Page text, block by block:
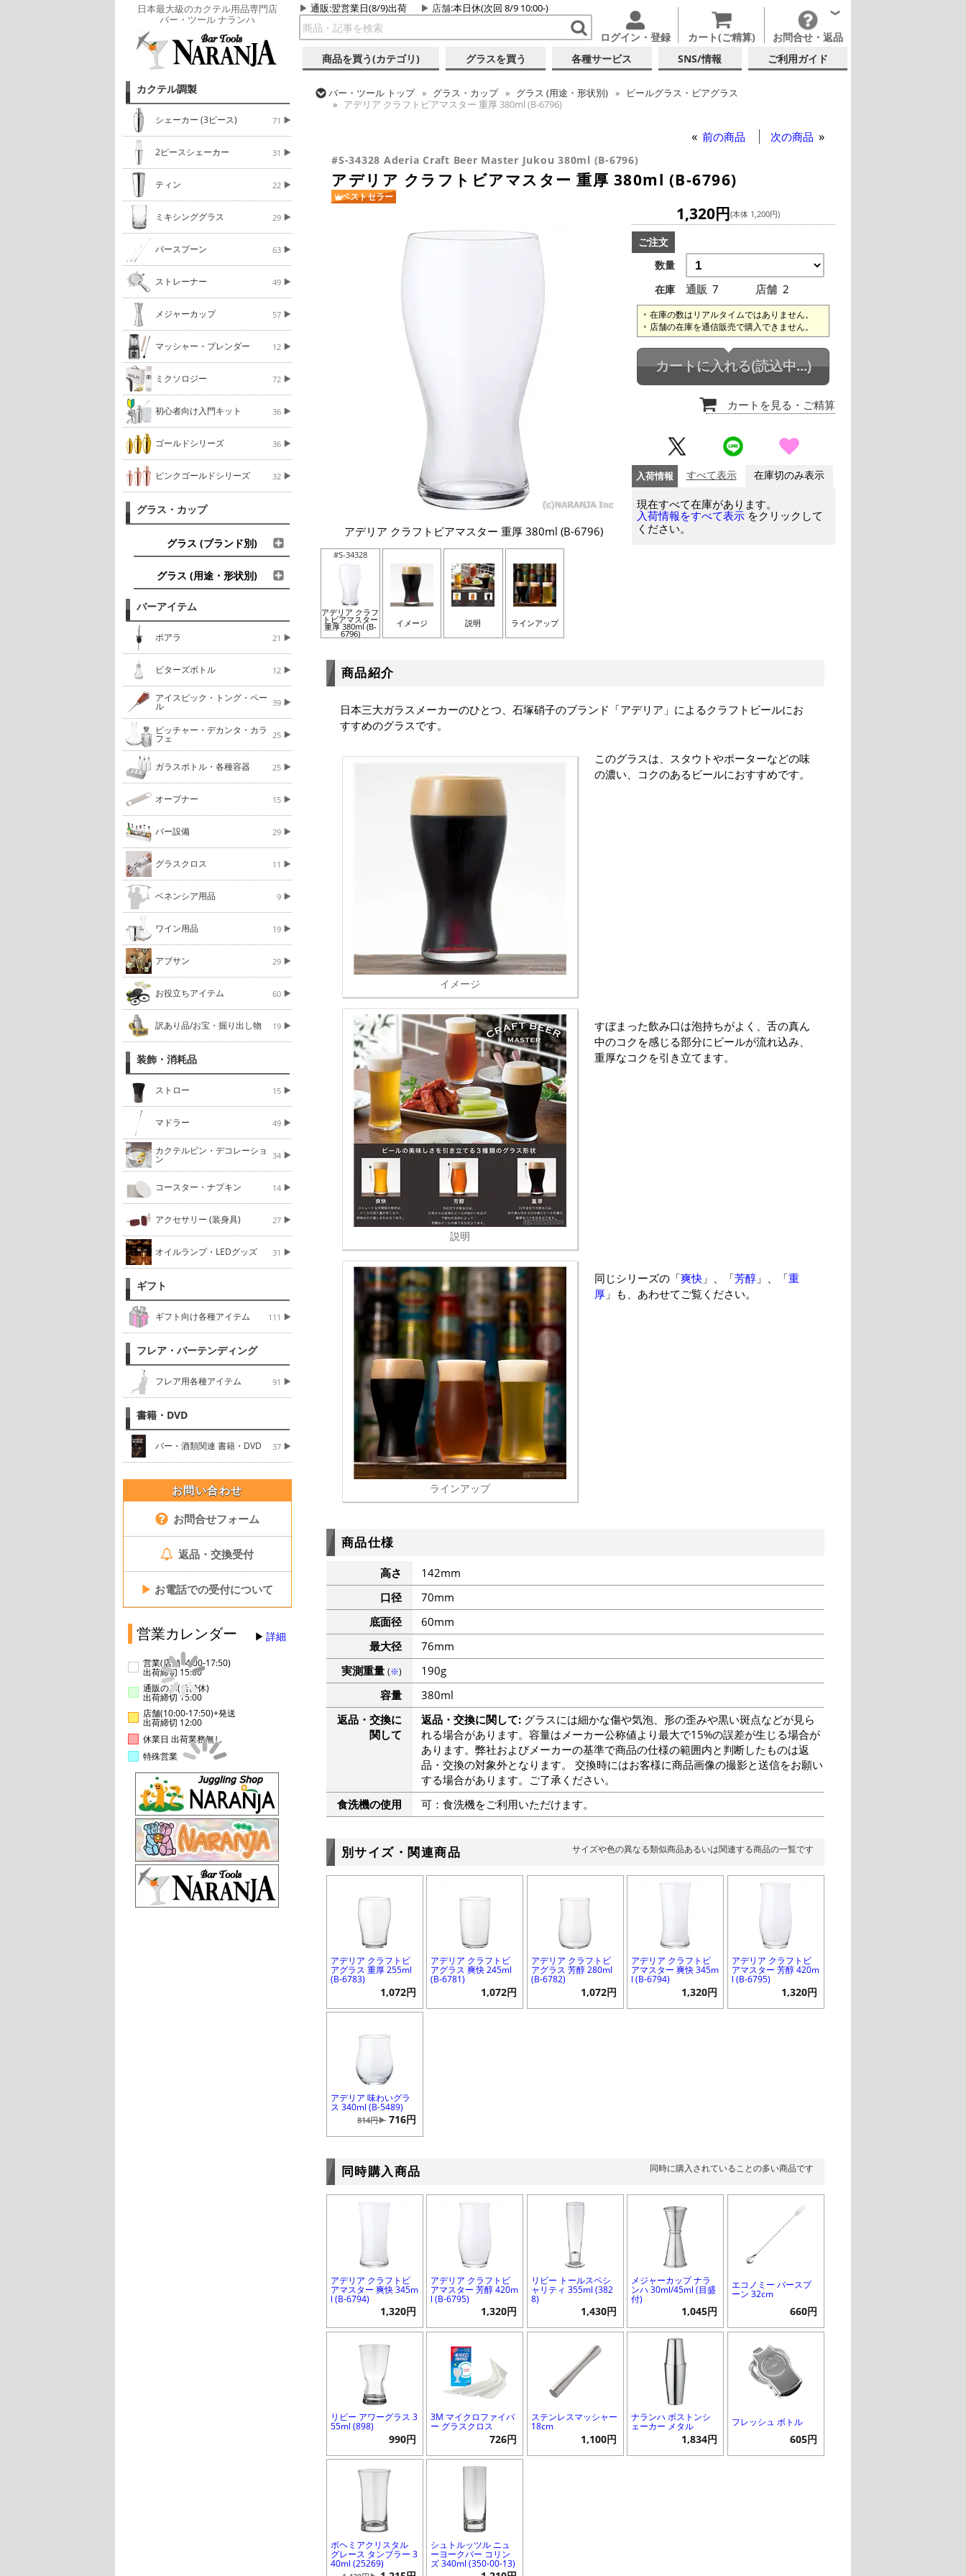
日本最大級のカクテル用品専門店
バー・ツール ナランハ
通販:翌営業日(8/9)出荷 店舗:本日休(次回 8/9 10:00-)
ログイン・登録 カート(ご精算) お問合せ・返品
商品を買う(カテゴリ) グラスを買う 各種サービス SNS/情報 ご利用ガイド
カクテル調製
シェーカー (3ピース) 71
2ピースシェーカー 31
ティン 22
ミキシンググラス 29
バースプーン 63
ストレーナー 49
メジャーカップ 57
マッシャー・ブレンダー 12
ミクソロジー 72
初心者向け入門キット 36
ゴールドシリーズ 36
ピンクゴールドシリーズ 32
グラス・カップ
グラス (ブランド別)
グラス (用途・形状別)
バーアイテム
ポアラ 21
ビターズボトル 12
アイスピック・トング・ペー
ル 39
ピッチャー・デカンタ・カラ
フェ 25
ガラスボトル・各種容器 25
オープナー 15
バー設備 29
グラスクロス 11
ベネンシア用品 9
ワイン用品 19
アブサン 29
お役立ちアイテム 60
訳あり品/お宝・掘り出し物 19
装飾・消耗品
ストロー 15
マドラー 49
カクテルピン・デコレーショ
ン 34
コースター・ナプキン 14
アクセサリー (装身具) 27
オイルランプ・LEDグッズ 31
ギフト
ギフト向け各種アイテム 111
フレア・バーテンディング
フレア用各種アイテム 91
書籍・DVD
バー・酒類関連 書籍・DVD 37
お問い合わせ
お問合せフォーム
返品・交換受付
▶ お電話での受付について
営業カレンダー 詳細
営業(店舗14:00-17:50)
出荷締切 15:00
通販のみ(店舗休)
出荷締切 15:00
店舗(10:00-17:50)+発送
出荷締切 12:00
休業日 出荷業務無し
特殊営業
バー・ツール トップ グラス・カップ グラス (用途・形状別)
ビールグラス・ビアグラス
アデリア クラフトビアマスター 重厚 380ml (B-6796)
前の商品 次の商品
#S-34328 Aderia Craft Beer Master Jukou 380ml (B-6796)
アデリア クラフトビアマスター 重厚 380ml (B-6796)
ベストセラー
アデリア クラフトビアマスター 重厚 380ml (B-6796)
#S-34328
アデリア クラフ
トビアマスター
重厚 380ml (B-
6796)
イメージ 説明 ラインアップ
1,320円(本体 1,200円)
ご注文
数量
在庫
通販 7 店舗 2
在庫の数はリアルタイムではありません。
店舗の在庫を通信販売で購入できません。
カートに入れる(読込中...)
カートを見る ・ご精算
入荷情報 すべて表示 在庫切のみ表示
現在すべて在庫があります。
入荷情報をすべて表示 をクリックして
ください。
商品紹介
日本三大ガラスメーカーのひとつ、石塚硝子のブランド「アデリア」によるクラフトビールにお
すすめのグラスです。
イメージ
このグラスは、スタウトやポーターなどの味
の濃い、コクのあるビールにおすすめです。
説明
すぼまった飲み口は泡持ちがよく、舌の真ん
中のコクを感じる部分にビールが流れ込み、
重厚なコクを引き立てます。
ラインアップ
同じシリーズの「爽快」、「芳醇」、「重
厚」も、あわせてご覧ください。
商品仕様
高さ
142mm
口径
70mm
底面径
60mm
最大径
76mm
実測重量 (※)
190g
容量
380ml
返品・交換に
関して
返品・交換に関して:グラスには細かな傷や気泡、形の歪みや黒い斑点などが見ら
れる場合があります。容量はメーカー公称値より最大で15%の誤差が生じる場合が
あります。弊社およびメーカーの基準で商品の仕様の範囲内と判断したものは返
品・交換の対象外となります。 交換時にはお客様に商品画像の撮影と送信をお願い
する場合があります。ご了承ください。
食洗機の使用
可：食洗機をご利用いただけます。
別サイズ・関連商品 サイズや色の異なる類似商品あるいは関連する商品の一覧です
アデリア クラフトビ
アグラス 重厚 255ml
(B-6783)
1,072円
アデリア クラフトビ
アグラス 爽快 245ml
(B-6781)
1,072円
アデリア クラフトビ
アグラス 芳醇 280ml
(B-6782)
1,072円
アデリア クラフトビ
アマスター 爽快 345m
l (B-6794)
1,320円
アデリア クラフトビ
アマスター 芳醇 420m
l (B-6795)
1,320円
アデリア 味わいグラ
ス 340ml (B-5489)
814円▶ 716円
同時購入商品 同時に購入されていることの多い商品です
アデリア クラフトビ
アマスター 爽快 345m
l (B-6794)
1,320円
アデリア クラフトビ
アマスター 芳醇 420m
l (B-6795)
1,320円
リビー トールスペシ
ャリティ 355ml (382
8)
1,430円
メジャーカップ ナラ
ンハ 30ml/45ml (目盛
付)
1,045円
エコノミー バースプ
ーン 32cm
660円
リビー アワーグラス 3
55ml (898)
990円
3M マイクロファイバ
ー グラスクロス
726円
ステンレスマッシャー
18cm
1,100円
ナランハ ボストンシ
ェーカー メタル
1,834円
フレッシュ ボトル
605円
ボヘミアクリスタル
グレース タンブラー 3
40ml (25269)
シュトルッツル ニュ
ーヨークバー コリン
ズ 340ml (350-00-13)